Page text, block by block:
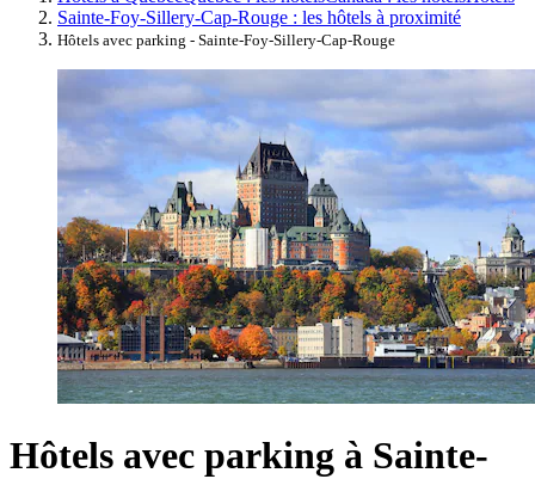
Sainte-Foy-Sillery-Cap-Rouge : les hôtels à proximité
Hôtels avec parking - Sainte-Foy-Sillery-Cap-Rouge
Hôtels avec parking à Sainte-